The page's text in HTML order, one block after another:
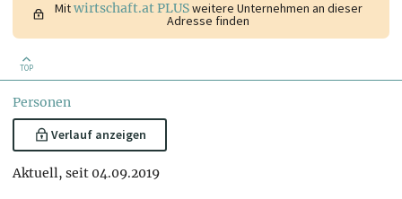
Mitwirtschaft.at PLUSweitere Unternehmen an dieser
Adresse finden
TOP
Personen
Verlauf anzeigen
Aktuell, seit 04.09.2019